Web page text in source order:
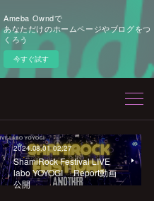
Ameba Owndで
あなただけのホームページやブログをつ
くろう
今すぐ試す
2024.08.01 02:27
ShamiRock Festival LIVE
labo YOYOGI Report動画
公開